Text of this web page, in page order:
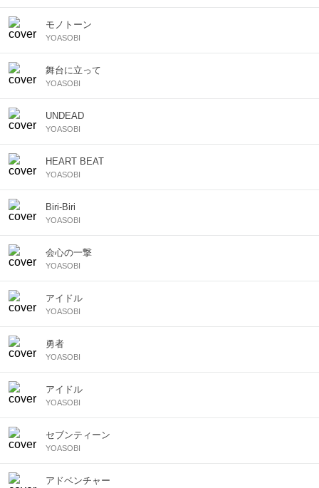
モノトーン
YOASOBI
舞台に立って
YOASOBI
UNDEAD
YOASOBI
HEART BEAT
YOASOBI
Biri-Biri
YOASOBI
会心の一撃
YOASOBI
アイドル
YOASOBI
勇者
YOASOBI
アイドル
YOASOBI
セブンティーン
YOASOBI
アドベンチャー